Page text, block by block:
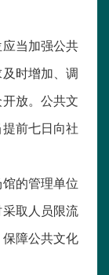
当加强公共
时增加、调
放。公共文
前七日向社
的管理单位
取人员限流
障公共文化